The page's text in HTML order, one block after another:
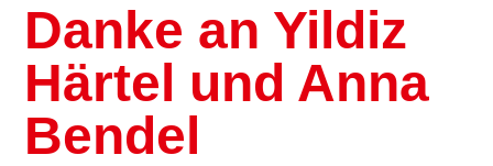
Danke an Yildiz
Härtel und Anna
Bendel